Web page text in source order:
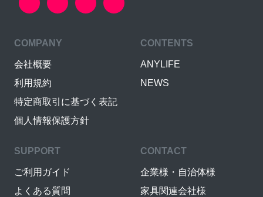
COMPANY
会社概要
利用規約
特定商取引に基づく表記
個人情報保護方針
CONTENTS
ANYLIFE
NEWS
SUPPORT
ご利用ガイド
よくある質問
CONTACT
企業様・自治体様
家具関連会社様